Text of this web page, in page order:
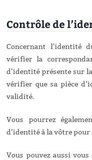
Contrôle de
Concernant l’identité
vérifier la
d’identité présente sur
vérifier que sa pièce
validité.
Vous pourrez
d’identité à la vôtre
Vous pouvez aussi